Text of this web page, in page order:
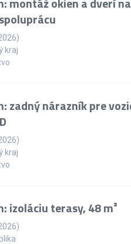
kraj
zadný nárazník pre
kraj
izoláciu terasy, 48 m²